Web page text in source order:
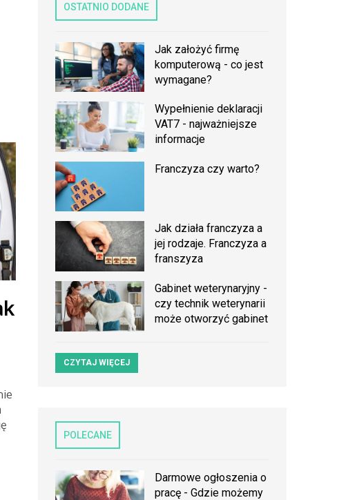
OSTATNIO DODANE
Jak założyć firmę
komputerową - co jest
wymagane?
Wypełnienie deklaracji
VAT7 - najważniejsze
informacje
Franczyza czy warto?
Jak działa franczyza a
jej rodzaje. Franczyza a
franszyza
Gabinet weterynaryjny -
czy technik weterynarii
może otworzyć gabinet
CZYTAJ WIĘCEJ
POLECANE
Darmowe ogłoszenia o
pracę - Gdzie możemy